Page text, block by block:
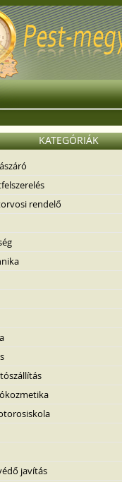
KATEGÓRIÁK
rendelő
javítás